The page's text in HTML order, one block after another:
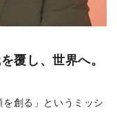
覆し、世界へ。
創る」というミッシ